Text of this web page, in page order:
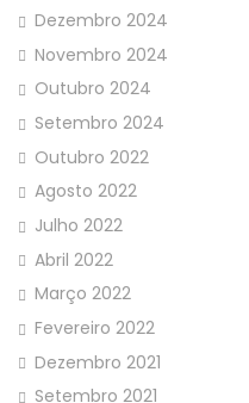
Dezembro 2024
Novembro 2024
Outubro 2024
Setembro 2024
Outubro 2022
Agosto 2022
Julho 2022
Abril 2022
Março 2022
Fevereiro 2022
Dezembro 2021
Setembro 2021